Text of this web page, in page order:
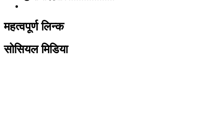
महत्वपूर्ण लिन्क
सोसियल मिडिया